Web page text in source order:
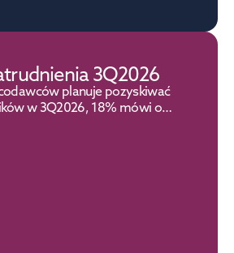
3Q2026
planuje pozyskiwać
w 3Q2026, 18% mówi o